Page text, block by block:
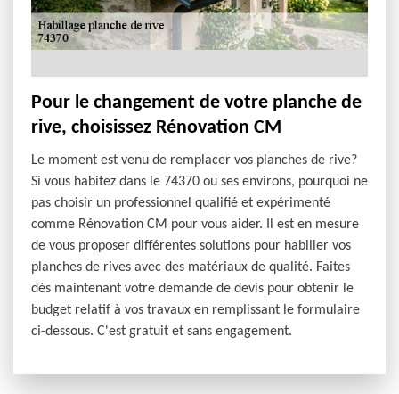
Pour le changement de votre planche de
rive, choisissez Rénovation CM
Le moment est venu de remplacer vos planches de rive?
Si vous habitez dans le 74370 ou ses environs, pourquoi ne
pas choisir un professionnel qualifié et expérimenté
comme Rénovation CM pour vous aider. Il est en mesure
de vous proposer différentes solutions pour habiller vos
planches de rives avec des matériaux de qualité. Faites
dès maintenant votre demande de devis pour obtenir le
budget relatif à vos travaux en remplissant le formulaire
ci-dessous. C'est gratuit et sans engagement.